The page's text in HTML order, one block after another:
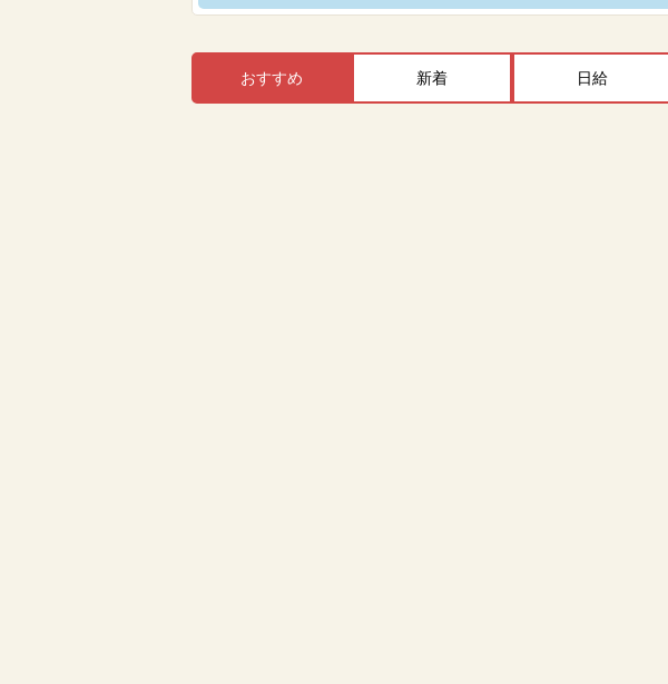
おすすめ 新着 日給